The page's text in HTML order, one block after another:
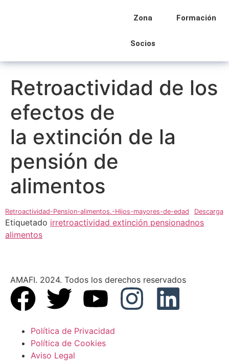
Zona
Socios
Formación
Retroactividad de los
efectos de
la extinción de la
pensión de
alimentos
Retroactividad-Pension-alimentos.-Hijos-mayores-de-edad Descarga
Etiquetado irretroactividad extinción pensionadnos
alimentos
AMAFI. 2024. Todos los derechos reservados
Política de Privacidad
Política de Cookies
Aviso Legal